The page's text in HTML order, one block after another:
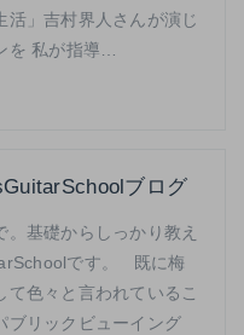
活」吉村界人さんが演じ
を 私が指導…
ブログ
基礎からしっかり教え
です。 既に梅
色々と言われているこ
ブリックビューイング